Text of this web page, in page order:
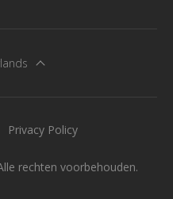
rechten voorbehouden.
Privacy Policy